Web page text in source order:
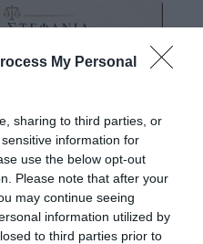
My Personal
sharing to third parties, or
information for
use the below opt-out
Please note that after your
may continue seeing
information utilized by
to third parties prior to